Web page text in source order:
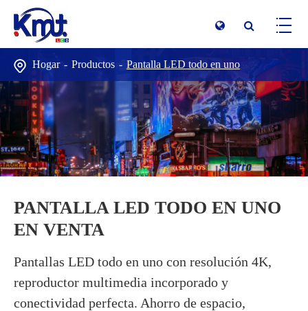
PANTALLA LED TODO EN UNO
EN VENTA
Pantallas LED todo en uno con resolución 4K,
reproductor multimedia incorporado y
conectividad perfecta. Ahorro de espacio,
Hogar Productos Pantalla LED todo en uno